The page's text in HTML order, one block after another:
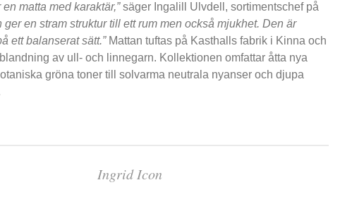
en matta med karaktär,”säger Ingalill Ulvdell, sortimentschef på
ger en stram struktur till ett rum men också mjukhet. Den är
ett balanserat sätt.” Mattan tuftas på Kasthalls fabrik i Kinna och
av ull- och linnegarn. Kollektionen omfattar åtta nya
gröna toner till solvarma neutrala nyanser och djupa
Ingrid Icon